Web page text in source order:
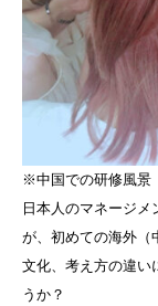
※中国での研修風景
日本人のマネージ
が、初めての海外（
文化、考え方の違い
うか？